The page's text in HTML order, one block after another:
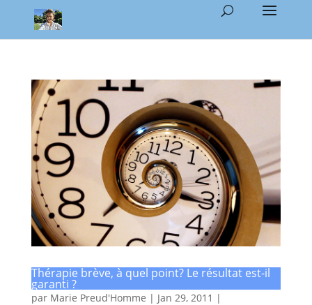
Thérapie brève, à quel point? Le résultat est-il
garanti ?
par Marie Preud'Homme | Jan 29, 2011 |